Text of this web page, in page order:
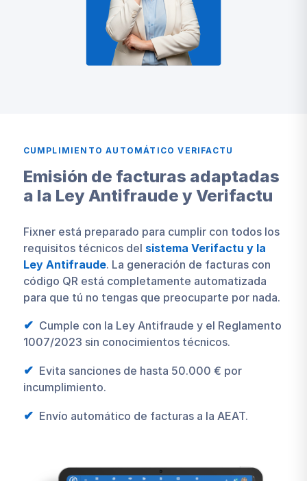
CUMPLIMIENTO AUTOMÁTICO VERIFACTU
Emisión de facturas adaptadas
a la Ley Antifraude y Verifactu
Fixner está preparado para cumplir con todos los
requisitos técnicos del sistema Verifactu y la
Ley Antifraude. La generación de facturas con
código QR está completamente automatizada
para que tú no tengas que preocuparte por nada.
Cumple con la Ley Antifraude y el Reglamento
1007/2023 sin conocimientos técnicos.
Evita sanciones de hasta 50.000 € por
incumplimiento.
Envío automático de facturas a la AEAT.